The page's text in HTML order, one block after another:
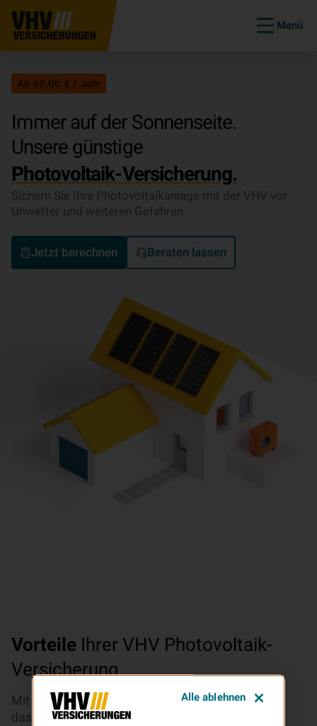
Menü
Ab 69,00 € / Jahr
Immer auf der Sonnenseite.
Unsere günstige
Photovoltaik-Versicherung.
Sichern Sie Ihre Photovoltaikanlage mit der VHV vor
Unwetter und weiteren Gefahren.
Jetzt berechnen Beraten lassen
Vorteile Ihrer VHV Photovoltaik-
Versicherung
Mit Ihrer Photovoltaikanlage tragen Sie dazu bei,
dass weniger CO2 produziert und die Umwelt
Alle ablehnen